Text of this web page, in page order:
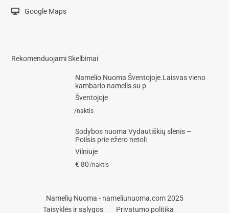
Google Maps
Rekomenduojami Skelbimai
Namelio Nuoma Šventojoje.Laisvas vieno
kambario namelis su p
Šventojoje
/naktis
Sodybos nuoma Vydautiškių slėnis –
Poilsis prie ežero netoli
Vilniuje
€ 80/naktis
Namelių Nuoma - nameliunuoma.com 2025
Taisyklės ir sąlygos
Privatumo politika